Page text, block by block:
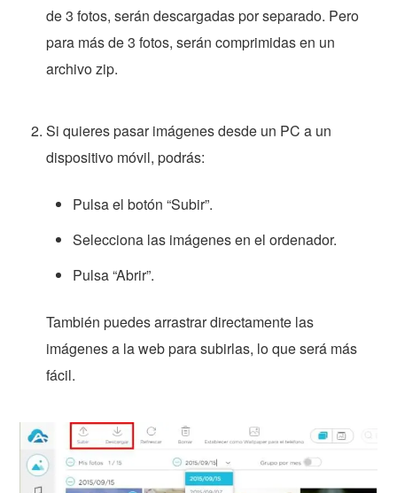
de 3 fotos, serán descargadas por separado. Pero
para más de 3 fotos, serán comprimidas en un
archivo zip.
Si quieres pasar imágenes desde un PC a un
dispositivo móvil, podrás:
Pulsa el botón “Subir”.
Selecciona las imágenes en el ordenador.
Pulsa “Abrir”.
También puedes arrastrar directamente las
imágenes a la web para subirlas, lo que será más
fácil.